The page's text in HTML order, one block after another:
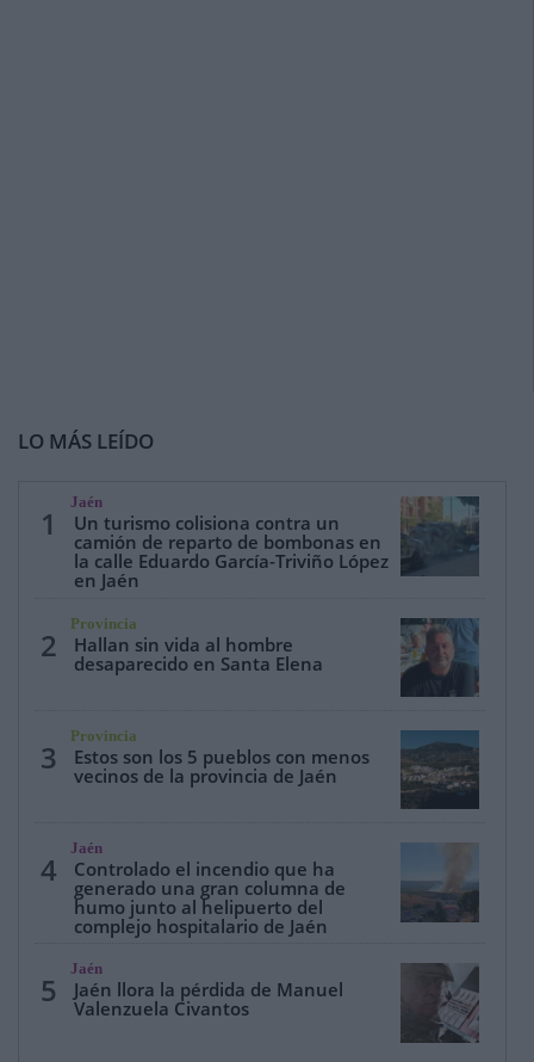
LO MÁS LEÍDO
1
Jaén
Un turismo colisiona contra un
camión de reparto de bombonas en
la calle Eduardo García-Triviño López
en Jaén
2
Provincia
Hallan sin vida al hombre
desaparecido en Santa Elena
3
Provincia
Estos son los 5 pueblos con menos
vecinos de la provincia de Jaén
4
Jaén
Controlado el incendio que ha
generado una gran columna de
humo junto al helipuerto del
complejo hospitalario de Jaén
5
Jaén
Jaén llora la pérdida de Manuel
Valenzuela Civantos